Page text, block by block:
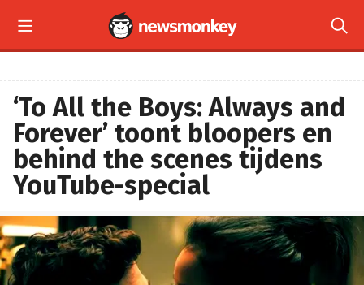
 
‘To All the Boys: Always and
Forever’ toont bloopers en
behind the scenes tijdens
YouTube-special